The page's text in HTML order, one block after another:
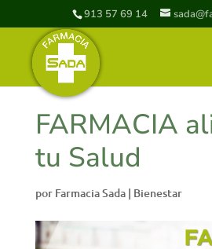
913 57 69 14
FARMACIA
tu Salud
por Farmacia Sada| Bienestar